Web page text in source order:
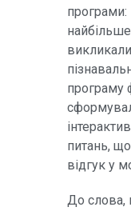
програми:
найбільше
програму
питань,
відгук у
До слова,